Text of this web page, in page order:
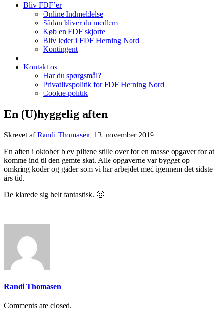
Bliv FDF’er
Online Indmeldelse
Sådan bliver du medlem
Køb en FDF skjorte
Bliv leder i FDF Herning Nord
Kontingent
Kontakt os
Har du spørgsmål?
Privatlivspolitik for FDF Herning Nord
Cookie-politik
En (U)hyggelig aften
Skrevet afRandi Thomasen, 13. november 2019
En aften i oktober blev piltene stille over for en masse opgaver for at
komme ind til den gemte skat. Alle opgaverne var bygget op
omkring koder og gåder som vi har arbejdet med igennem det sidste
års tid.
De klarede sig helt fantastisk. 🙂
Randi Thomasen
Comments are closed.